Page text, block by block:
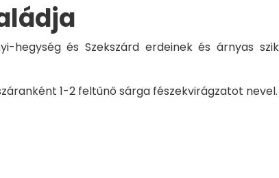
hegység és Szekszárd erdeinek és árnyas
1-2 feltűnő sárga fészekvirágzatot